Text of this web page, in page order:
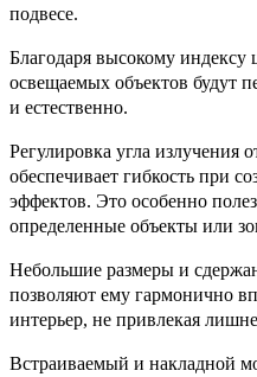
подвесе.
Благодаря высокому индексу
освещаемых объектов будут
и естественно.
Регулировка угла излучения
обеспечивает гибкость при
эффектов. Это особенно
определенные объекты или
Небольшие размеры и
позволяют ему гармонично
интерьер, не привлекая
Встраиваемый и накладной